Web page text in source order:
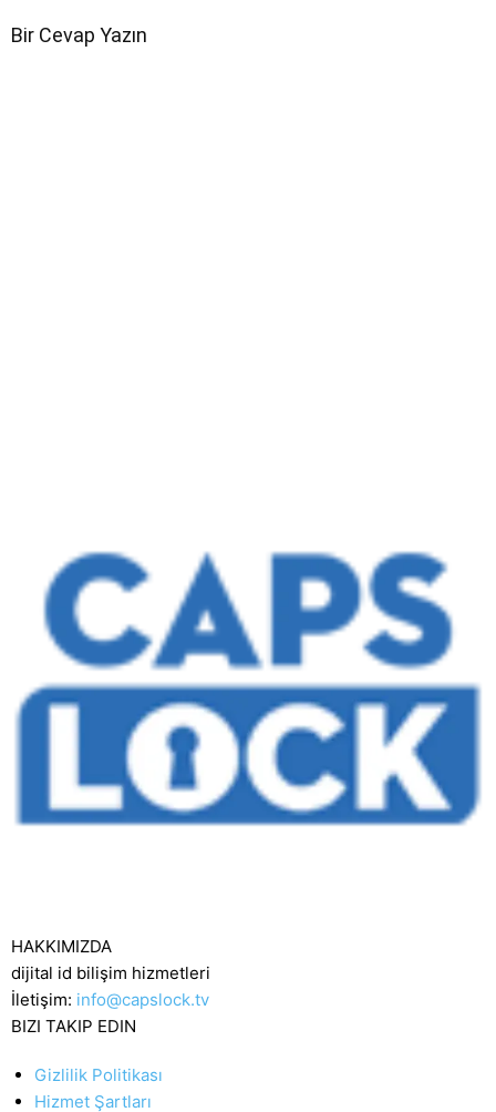
Bir Cevap Yazın
HAKKIMIZDA
dijital id bilişim hizmetleri
İletişim: info@capslock.tv
BIZI TAKIP EDIN
Gizlilik Politikası
Hizmet Şartları